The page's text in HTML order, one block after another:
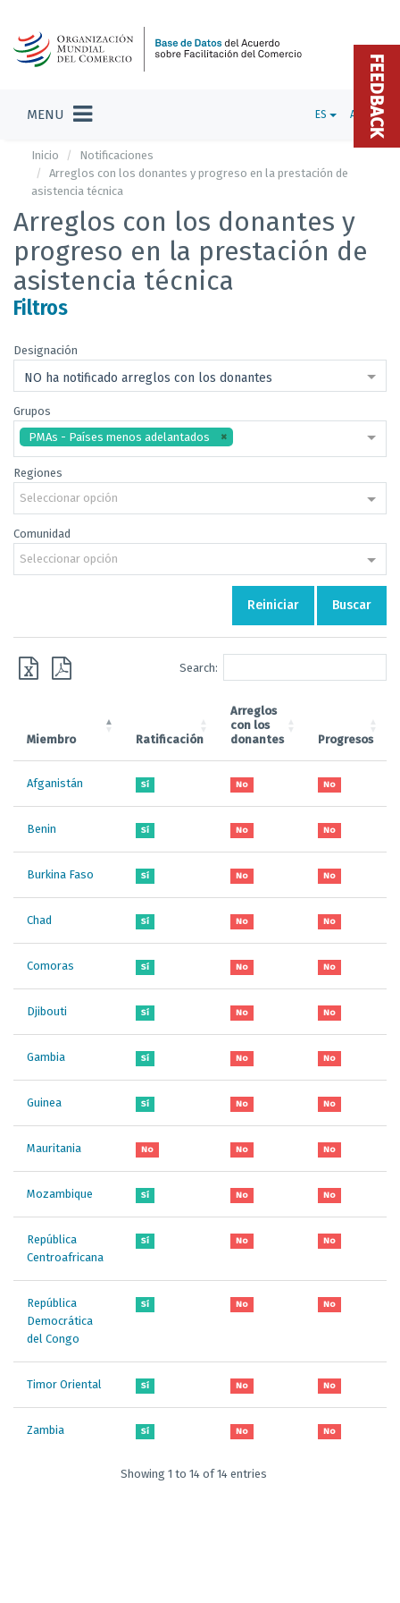
MENU ES ADMIN
Inicio
Notificaciones
Arreglos con los donantes y progreso en la prestación de
asistencia técnica
Arreglos con los donantes y
progreso en la prestación de
asistencia técnica
Filtros
Designación
NO ha notificado arreglos con los donantes
Grupos
PMAs - Países menos adelantados
Regiones
Seleccionar opción
Comunidad
Seleccionar opción
Reiniciar Buscar
Search:
Miembro Ratificación
Arreglos
con los
donantes
Progresos
Afganistán Sí No No
Benin Sí No No
Burkina Faso Sí No No
Chad Sí No No
Comoras Sí No No
Djibouti Sí No No
Gambia Sí No No
Guinea Sí No No
Mauritania No No No
Mozambique Sí No No
República
Centroafricana
Sí No No
República
Democrática
del Congo
Sí No No
Timor Oriental Sí No No
Zambia Sí No No
Showing 1 to 14 of 14 entries
FEEDBACK